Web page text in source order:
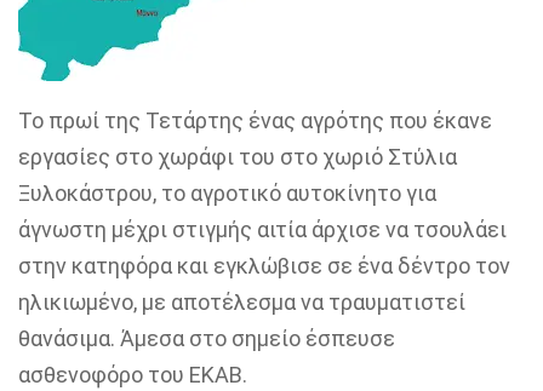
Το πρωί της Τετάρτης ένας αγρότης που έκανε
εργασίες στο χωράφι του στο χωριό Στύλια
Ξυλοκάστρου, το αγροτικό αυτοκίνητο για
άγνωστη μέχρι στιγμής αιτία άρχισε να τσουλάει
στην κατηφόρα και εγκλώβισε σε ένα δέντρο τον
ηλικιωμένο, με αποτέλεσμα να τραυματιστεί
θανάσιμα. Άμεσα στο σημείο έσπευσε
ασθενοφόρο του ΕΚΑΒ.